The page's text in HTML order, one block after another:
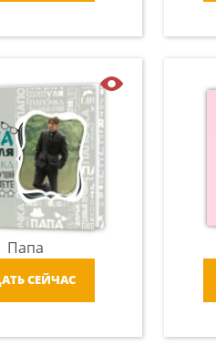
Папа
СЕЙЧАС